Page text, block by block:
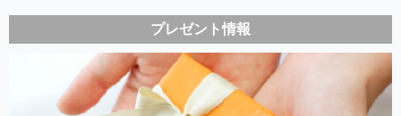
プレゼント情報